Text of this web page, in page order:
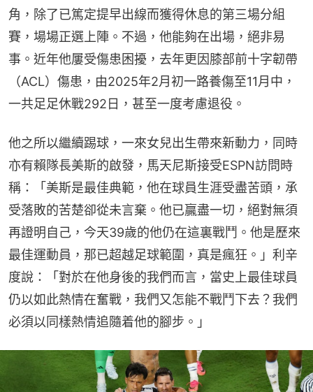
角，除了已篤定提早出線而獲得休息的第三場分組
賽，場場正選上陣。不過，他能夠在出場，絕非易
事。近年他屢受傷患困擾，去年更因膝部前十字韌帶
（ACL）傷患，由2025年2月初一路養傷至11月中，
一共足足休戰292日，甚至一度考慮退役。
他之所以繼續踢球，一來女兒出生帶來新動力，同時
亦有賴隊長美斯的啟發，馬天尼斯接受ESPN訪問時
稱：「美斯是最佳典範，他在球員生涯受盡苦頭，承
受落敗的苦楚卻從未言棄。他已贏盡一切，絕對無須
再證明自己，今天39歲的他仍在這裏戰鬥。他是歷來
最佳運動員，那已超越足球範圍，真是瘋狂。」利辛
度說：「對於在他身後的我們而言，當史上最佳球員
仍以如此熱情在奮戰，我們又怎能不戰鬥下去？我們
必須以同樣熱情追隨着他的腳步。」